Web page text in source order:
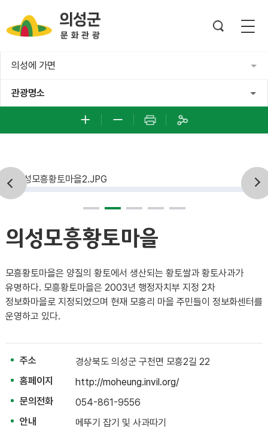
의성에 가면
관광명소
의성모흥황토마을
모흥황토마을은 양질의 황토에서 생산되는 황토쌀과 황토사과가
유명하다. 모흥황토마을은 2003년 행정자치부 지정 2차
정보화마을로 지정되었으며 현재 모흥리 마을 주민들이 정보화센터를
운영하고 있다.
주소
경상북도 의성군 구천면 모흥2길 22
홈페이지
http://moheung.invil.org/
문의전화
054-861-9556
안내
메뚜기 잡기 및 사과따기